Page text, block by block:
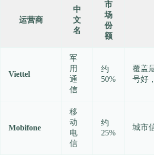
运营商
中
文
名
市
场
份
额
Viettel
军
用
通
信
约
50%
覆盖
号好
Mobifone
移
动
电
信
约
25%
城市